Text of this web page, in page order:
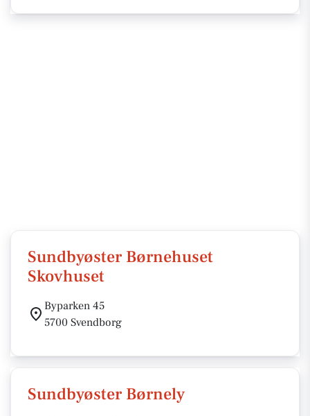
Sundbyøster Børnehuset
Skovhuset
Byparken 45
5700 Svendborg
Sundbyøster Børnely